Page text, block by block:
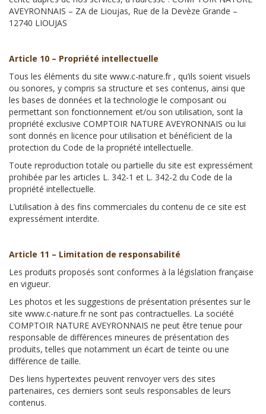
AVEYRONNAIS – ZA de Lioujas, Rue de la Devèze Grande –
12740 LIOUJAS
Article 10 – Propriété intellectuelle
Tous les éléments du site www.c-nature.fr , qu’ils soient visuels
ou sonores, y compris sa structure et ses contenus, ainsi que
les bases de données et la technologie le composant ou
permettant son fonctionnement et/ou son utilisation, sont la
propriété exclusive COMPTOIR NATURE AVEYRONNAIS ou lui
sont donnés en licence pour utilisation et bénéficient de la
protection du Code de la propriété intellectuelle.
Toute reproduction totale ou partielle du site est expressément
prohibée par les articles L. 342-1 et L. 342-2 du Code de la
propriété intellectuelle.
L’utilisation à des fins commerciales du contenu de ce site est
expressément interdite.
Article 11 – Limitation de responsabilité
Les produits proposés sont conformes à la législation française
en vigueur.
Les photos et les suggestions de présentation présentes sur le
site www.c-nature.fr ne sont pas contractuelles. La société
COMPTOIR NATURE AVEYRONNAIS ne peut être tenue pour
responsable de différences mineures de présentation des
produits, telles que notamment un écart de teinte ou une
différence de taille.
Des liens hypertextes peuvent renvoyer vers des sites
partenaires, ces derniers sont seuls responsables de leurs
contenus.